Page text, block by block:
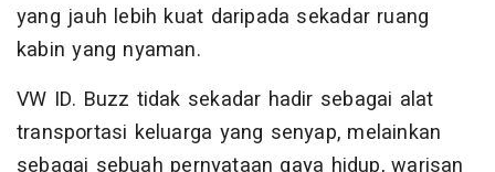
yang jauh lebih kuat daripada sekadar ruang
kabin yang nyaman.
VW ID. Buzz tidak sekadar hadir sebagai alat
transportasi keluarga yang senyap, melainkan
sebagai sebuah pernyataan gaya hidup, warisan